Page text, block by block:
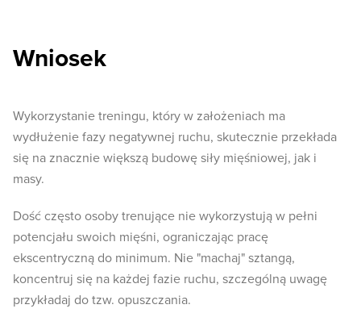
Wniosek
Wykorzystanie treningu, który w założeniach ma
wydłużenie fazy negatywnej ruchu, skutecznie przekłada
się na znacznie większą budowę siły mięśniowej, jak i
masy.
Dość często osoby trenujące nie wykorzystują w pełni
potencjału swoich mięśni, ograniczając pracę
ekscentryczną do minimum. Nie "machaj" sztangą,
koncentruj się na każdej fazie ruchu, szczególną uwagę
przykładaj do tzw. opuszczania.